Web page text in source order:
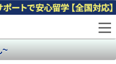
~